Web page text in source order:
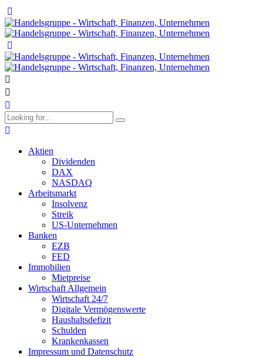
Aktien
Dividenden
DAX
NASDAQ
Arbeitsmarkt
Insolvenz
Streik
US-Unternehmen
Banken
EZB
FED
Immobilien
Mietpreise
Wirtschaft Allgemein
Wirtschaft 24/7
Digitale Vermögenswerte
Haushaltsdefizit
Schulden
Krankenkassen
Impressum und Datenschutz